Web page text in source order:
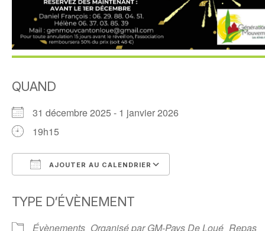
QUAND
31 décembre 2025 - 1 janvier 2026
19h15
AJOUTER AU CALENDRIER
TYPE D’ÉVÈNEMENT
Évènements Organisé par GM-Pays De Loué Repas